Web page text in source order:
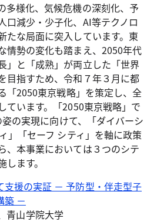
多様化、気候危機の深刻化、予
口減少・少子化、AI等テクノロ
たな局面に突入しています。東
情勢の変化も踏まえ、2050年代
」と「成熟」が両立した「世界
目指すため、令和７年３月に都
「2050東京戦略」を策定し、全
ています。「2050東京戦略」で
の実現に向けて、「ダイバーシ
」「セーフ シティ」を軸に政策
、本事業においては３つのシテ
ます。
支援の実証 － 予防型・伴走型子
築 －
青山学院大学